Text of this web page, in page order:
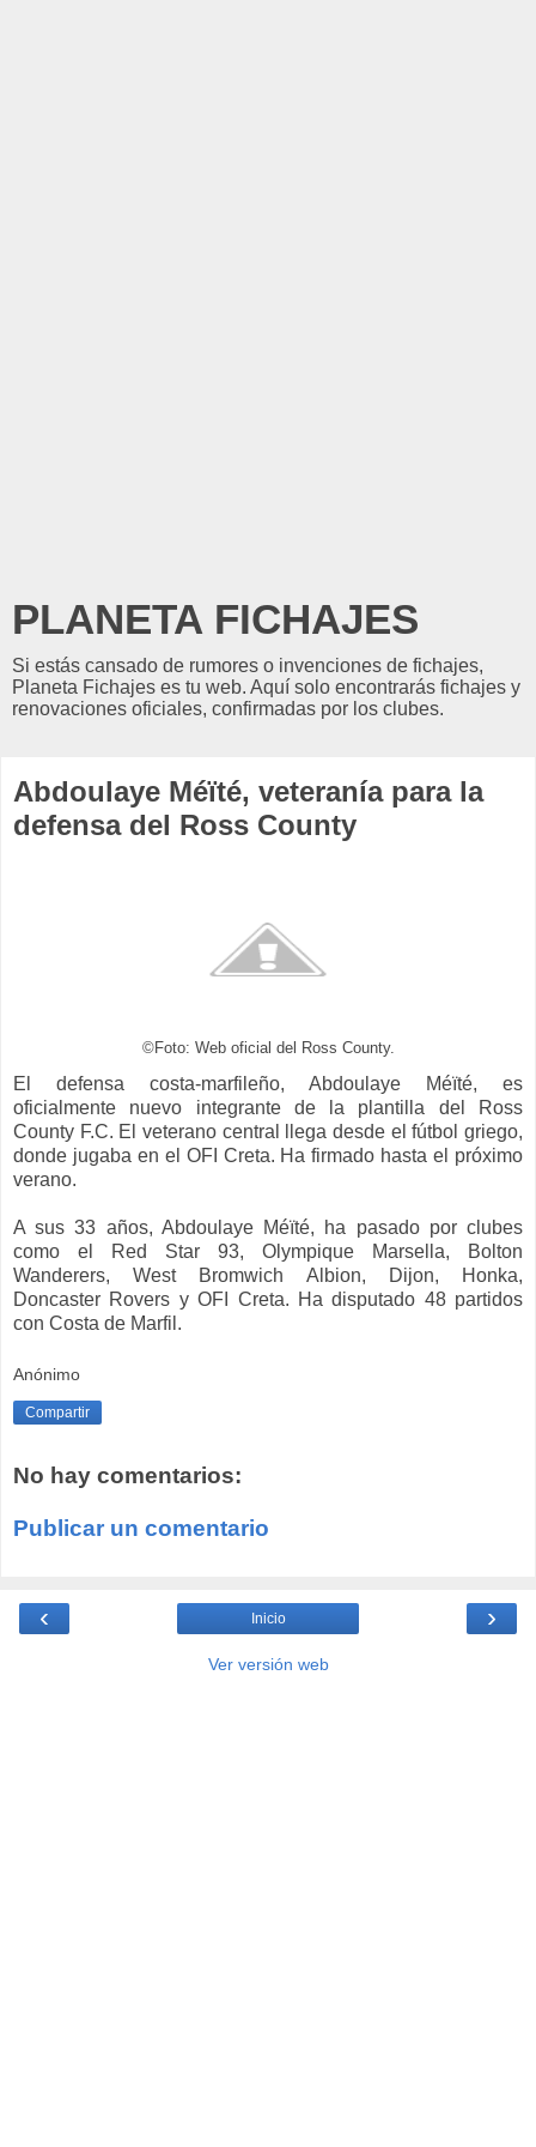
PLANETA FICHAJES
Si estás cansado de rumores o invenciones de fichajes,
Planeta Fichajes es tu web. Aquí solo encontrarás fichajes y
renovaciones oficiales, confirmadas por los clubes.
Abdoulaye Méïté, veteranía para la
defensa del Ross County
©Foto: Web oficial del Ross County.
El defensa costa-marfileño, Abdoulaye Méïté, es
oficialmente nuevo integrante de la plantilla del Ross
County F.C. El veterano central llega desde el fútbol griego,
donde jugaba en el OFI Creta. Ha firmado hasta el próximo
verano.
A sus 33 años, Abdoulaye Méïté, ha pasado por clubes
como el Red Star 93, Olympique Marsella, Bolton
Wanderers, West Bromwich Albion, Dijon, Honka,
Doncaster Rovers y OFI Creta. Ha disputado 48 partidos
con Costa de Marfil.
Anónimo
Compartir
No hay comentarios:
Publicar un comentario
‹ ›
Inicio
Ver versión web